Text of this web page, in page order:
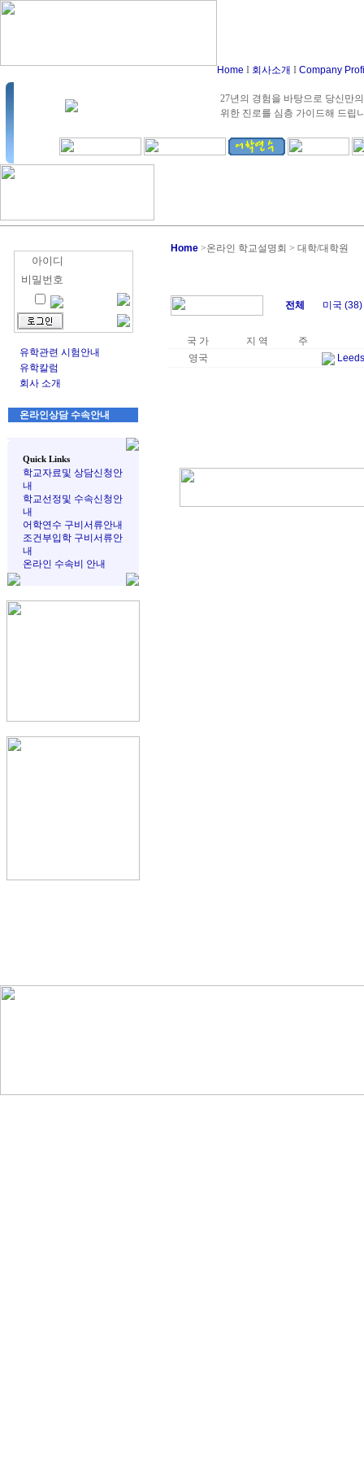
Home I 회사소개 I Company
27년의 경험을 바탕으로 당신만
위한 진로를 심층 가이드해 드립
아이디
비밀번호
유학관련 시험안내
유학칼럼
회사 소개
온라인상담 수속안내
Quick Links
학교자료및 상담신청안
내
학교선정및 수속신청안
내
어학연수 구비서류안내
조건부입학 구비서류안
내
온라인 수속비 안내
Home >온라인 학교설명회 > 대학/대학원
전체 미국 (38)
국 가 지 역
주
영국